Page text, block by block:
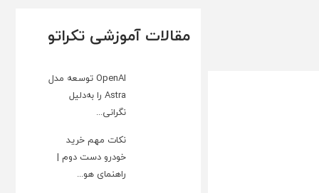
مقالات آموزشی تکراتو
OpenAI توسعه مدل
Astra را به‌دلیل
نگرانی...
نکات مهم خرید
خودرو دست دوم |
راهنمای هو...